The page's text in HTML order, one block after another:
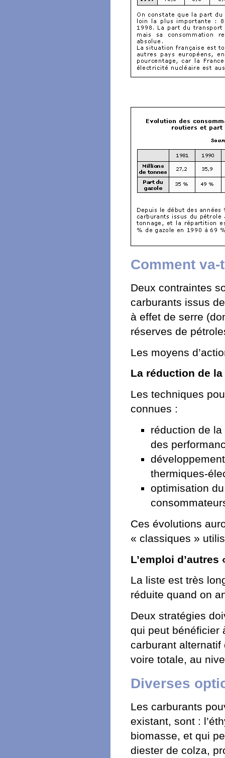
Comment
Deux contraintes
carburants issus
à effet de serre
réserves de
Les moyens
La réduction de
Les techniques
connues :
réduction de
des
thermiques-
optimisation
Ces évolutions
« classiques »
L’emploi
La liste est très
réduite quand on
Deux stratégies
qui peut bénéficier
carburant
voire totale, au
Diverses
Les carburants
existant, sont :
biomasse, et qui
diester de colza,